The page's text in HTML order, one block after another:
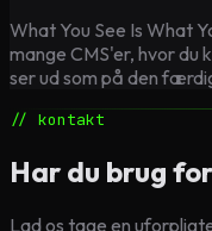
What You See Is What
mange CMS'er, hvor du
ser ud som på den
// kontakt
Har du brug
Lad os tage en